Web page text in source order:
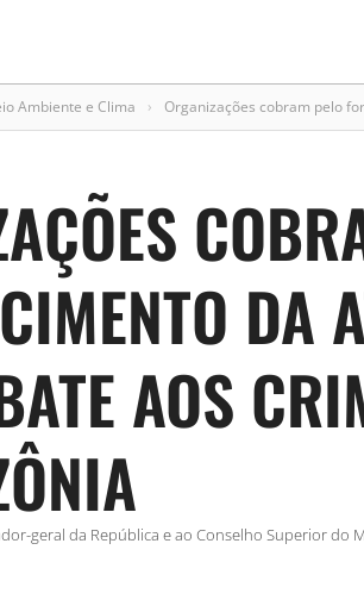
Ambiente e Clima › Organizações cobram pelo
DA
AOS
geral da República e ao Conselho Superior